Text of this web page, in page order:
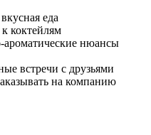
еда
коктейлям
нюансы
встречи с друзьями
на компанию